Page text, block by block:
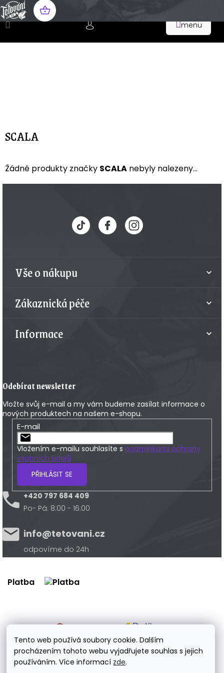
Tento web používá soubory cookie. Dalším
procházením tohoto webu vyjadřujete souhlas s jejich
používáním. Více informací zde.
Přejít
na
obsah
NÁKUPNÍ
SCALA
Žádné produkty značky SCALA nebyly nalezeny...
Vše o nákupu
Zákaznická péče
Informace
Odebírat newsletter
Vložte svůj e-mail a my vám budeme zasílat informace o
nových produktech na našem e-shopu.
E-mail
Vložením e-mailu souhlasíte s podmínkami ochrany
osobních údajů
PŘIHLÁSIT SE
+420 797 684 409
Po- Pá: 8:00 - 16:00
info@tetovani.cz
odpovíme do 24h
Platba
Doprava